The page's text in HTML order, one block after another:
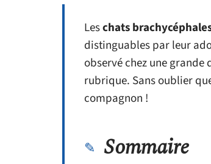
Leschats
distinguables par leur
observé chez une
rubrique. Sans oublier
compagnon !
Sommaire